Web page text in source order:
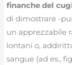
finanche del
di dimostrare -
un apprezzabile
lontani o,
sangue (ad es.,